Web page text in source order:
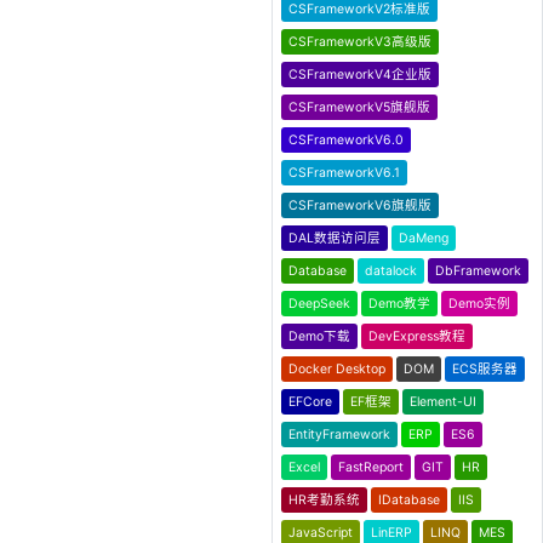
CSFrameworkV2标准版
CSFrameworkV3高级版
CSFrameworkV4企业版
CSFrameworkV5旗舰版
CSFrameworkV6.0
CSFrameworkV6.1
CSFrameworkV6旗舰版
DAL数据访问层 DaMeng
Database datalock DbFramework
DeepSeek Demo教学 Demo实例
Demo下载 DevExpress教程
Docker Desktop DOM ECS服务器
EFCore EF框架 Element-UI
EntityFramework ERP ES6
Excel FastReport GIT HR
HR考勤系统 IDatabase IIS
JavaScript LinERP LINQ MES